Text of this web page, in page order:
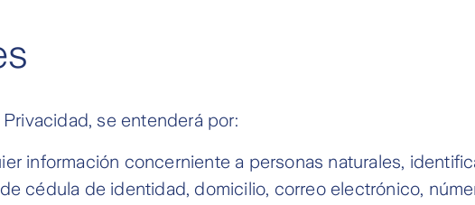
se entenderá por:
información concerniente a personas naturales,
cédula de identidad, domicilio, correo electrónico,